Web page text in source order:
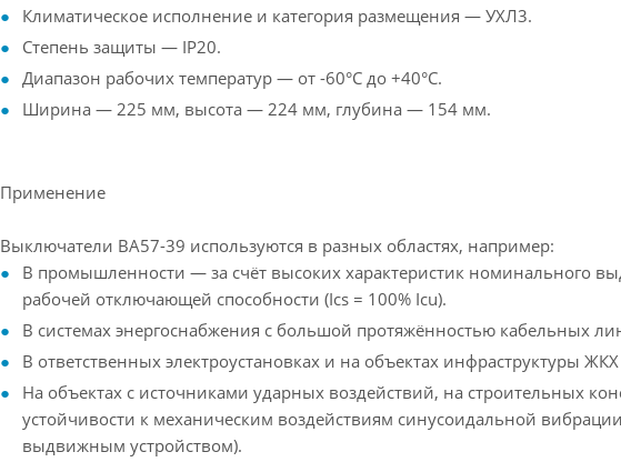
Климатическое исполнение и категория размещения — УХЛ3.
Степень защиты — IP20.
Диапазон рабочих температур — от -60°С до +40°С.
Ширина — 225 мм, высота — 224 мм, глубина — 154 мм.
Применение
Выключатели ВА57-39 используются в разных областях, например:
В промышленности — за счёт высоких характеристик номинального
рабочей отключающей способности (Ics = 100% Icu).
В системах энергоснабжения с большой протяжённостью кабельных
В ответственных электроустановках и на объектах инфраструктуры
На объектах с источниками ударных воздействий, на строительных
устойчивости к механическим воздействиям синусоидальной
выдвижным устройством).